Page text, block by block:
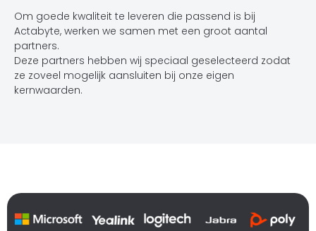
Om goede kwaliteit te leveren die passend is bij
Actabyte, werken we samen met een groot aantal
partners.
Deze partners hebben wij speciaal geselecteerd zodat
ze zoveel mogelijk aansluiten bij onze eigen
kernwaarden.